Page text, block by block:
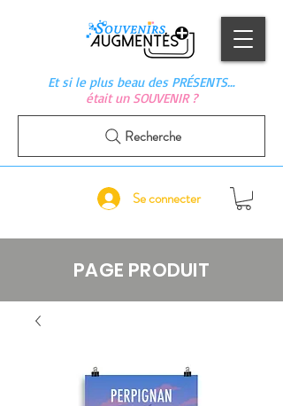
Et si le plus beau des PRÉSENTS…
était un SOUVENIR ?
Se connecter
Recherche
PAGE PRODUIT